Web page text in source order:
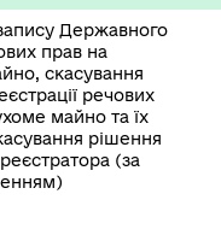
Державного
прав на
скасування
речових
майно та їх
рішення
(за